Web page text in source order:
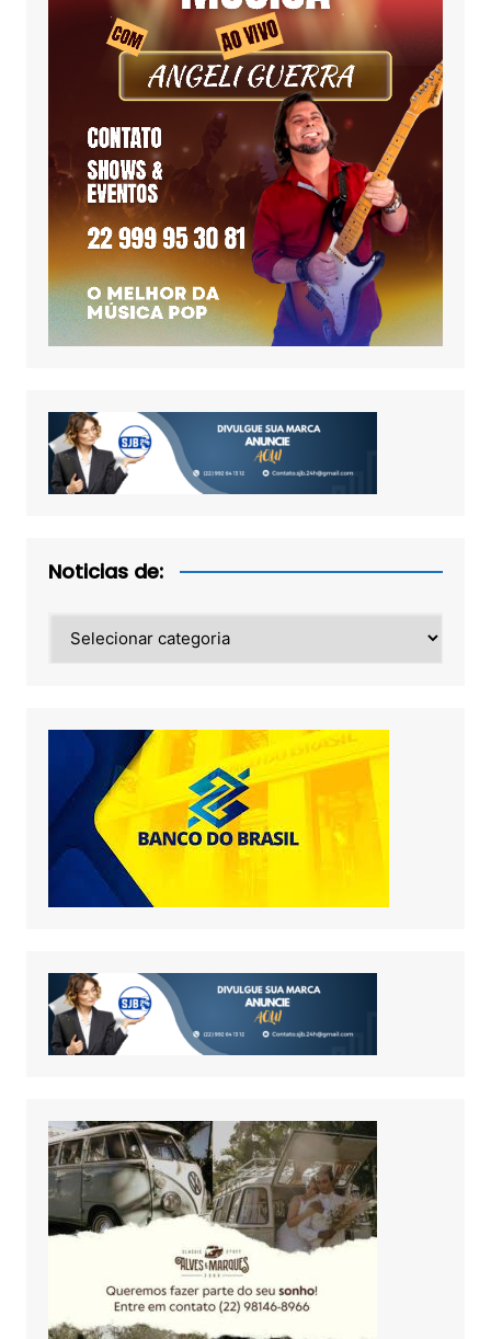
Noticias de:
de: